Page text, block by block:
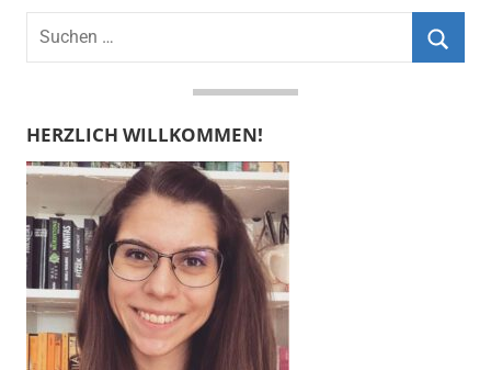
Suchen
HERZLICH WILLKOMMEN!